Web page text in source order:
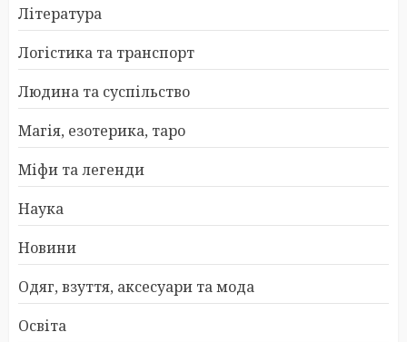
Література
Логістика та транспорт
Людина та суспільство
Магія, езотерика, таро
Міфи та легенди
Наука
Новини
Одяг, взуття, аксесуари та мода
Освіта